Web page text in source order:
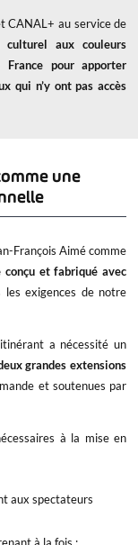
CANAL+ au service de
culturel aux couleurs
pour apporter
qui n’y ont pas accès
une
François Aimé comme
et fabriqué avec
exigences de notre
a nécessité un
grandes extensions
et soutenues par
à la mise en
aux spectateurs
à la fois :